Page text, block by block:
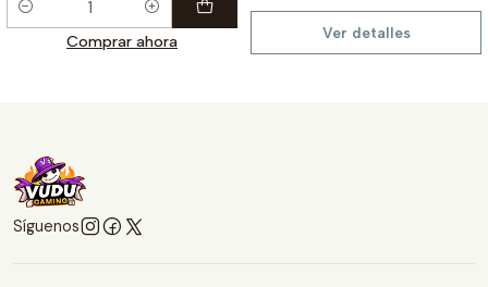
Cantidad
Comprar ahora
Ver detalles
Síguenos